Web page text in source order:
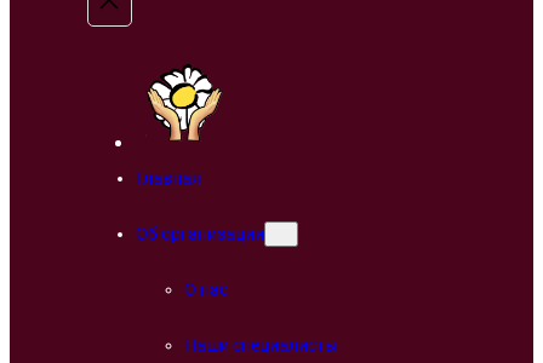
Главная
Об организации
О нас
Наши специалисты